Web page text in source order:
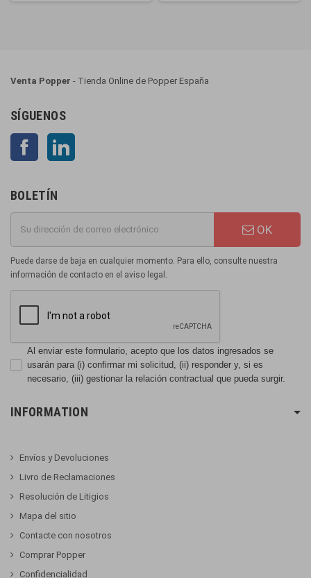
Venta Popper - Tienda Online de Popper España
SÍGUENOS
Facebook
BOLETÍN
OK
Puede darse de baja en cualquier momento. Para ello, consulte nuestra
información de contacto en el aviso legal.
Al enviar este formulario, acepto que los datos ingresados se
usarán para (i) confirmar mi solicitud, (ii) responder y, si es
necesario, (iii) gestionar la relación contractual que pueda surgir.
INFORMATION
Envíos y Devoluciones
Livro de Reclamaciones
Resolución de Litigios
Mapa del sitio
Contacte con nosotros
Comprar Popper
Confidencialidad